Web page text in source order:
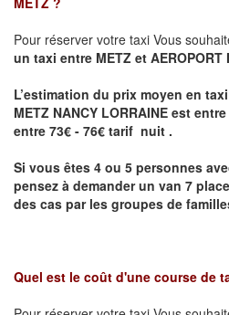
Pour réserver votre taxi Vous
un taxi entre METZ et AEROPORT
L’estimation du prix moyen en
METZ NANCY LORRAINE est
entre 73€ - 76€ tarif nuit .
Si vous êtes 4 ou 5 personnes
pensez à demander un van 7
des cas par les groupes de
Quel est le coût d'une course de